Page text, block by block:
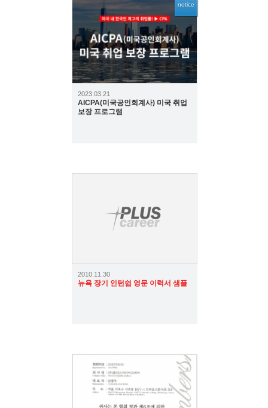
notice
6553
2023.03.21
AICPA(미국공인회계사) 미국 취업
보장 프로그램
2010.11.30
뉴욕 장기 인턴쉽 영문 이력서 샘플
5016